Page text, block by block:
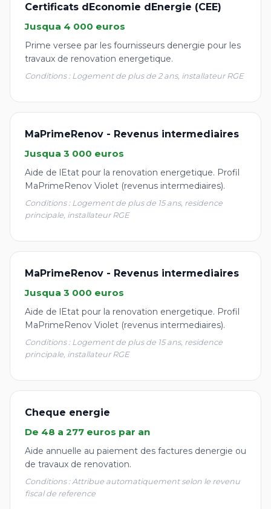
Certificats dEconomie dEnergie (CEE)
Jusqua 4 000 euros
Prime versee par les fournisseurs denergie pour les
travaux de renovation energetique.
Conditions : Logement de plus de 2 ans, installateur RGE
MaPrimeRenov - Revenus intermediaires
Jusqua 3 000 euros
Aide de lEtat pour la renovation energetique. Profil
MaPrimeRenov Violet (revenus intermediaires).
Conditions : Logement de plus de 15 ans, residence
principale, installateur RGE
MaPrimeRenov - Revenus intermediaires
Jusqua 3 000 euros
Aide de lEtat pour la renovation energetique. Profil
MaPrimeRenov Violet (revenus intermediaires).
Conditions : Logement de plus de 15 ans, residence
principale, installateur RGE
Cheque energie
De 48 a 277 euros par an
Aide annuelle au paiement des factures denergie ou
de travaux de renovation.
Conditions : Attribue automatiquement selon le revenu
fiscal de reference